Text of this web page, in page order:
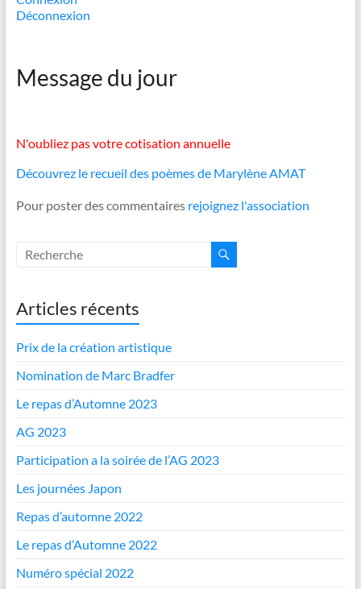
Déconnexion
Message du jour
N'oubliez pas votre cotisation annuelle
Découvrez le recueil des poèmes de Marylène AMAT
Pour poster des commentaires rejoignez l'association
Articles récents
Prix de la création artistique
Nomination de Marc Bradfer
Le repas d’Automne 2023
AG 2023
Participation a la soirée de l’AG 2023
Les journées Japon
Repas d’automne 2022
Le repas d’Automne 2022
Numéro spécial 2022